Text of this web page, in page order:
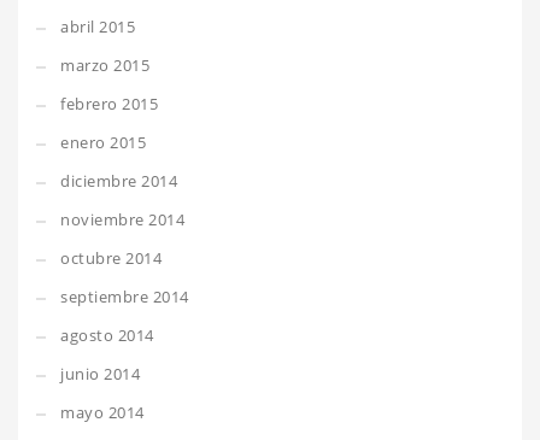
abril 2015
marzo 2015
febrero 2015
enero 2015
diciembre 2014
noviembre 2014
octubre 2014
septiembre 2014
agosto 2014
junio 2014
mayo 2014